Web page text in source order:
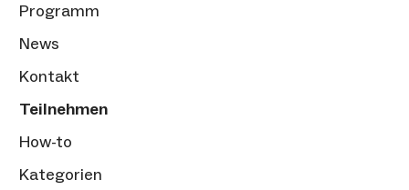
Programm
News
Kontakt
Teilnehmen
How-to
Kategorien